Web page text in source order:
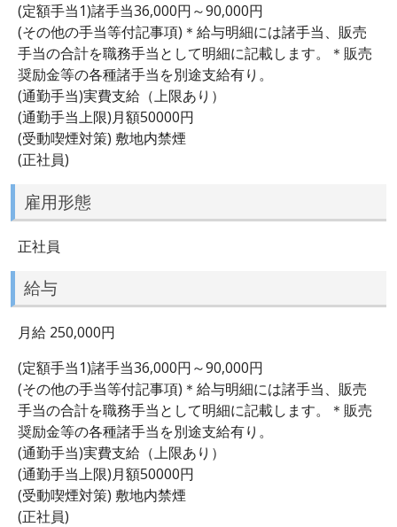
(定額手当1)諸手当36,000円～90,000円
(その他の手当等付記事項)＊給与明細には諸手当、販売
手当の合計を職務手当として明細に記載します。＊販売
奨励金等の各種諸手当を別途支給有り。
(通勤手当)実費支給（上限あり）
(通勤手当上限)月額50000円
(受動喫煙対策) 敷地内禁煙
(正社員)
雇用形態
正社員
給与
月給 250,000円
(定額手当1)諸手当36,000円～90,000円
(その他の手当等付記事項)＊給与明細には諸手当、販売
手当の合計を職務手当として明細に記載します。＊販売
奨励金等の各種諸手当を別途支給有り。
(通勤手当)実費支給（上限あり）
(通勤手当上限)月額50000円
(受動喫煙対策) 敷地内禁煙
(正社員)